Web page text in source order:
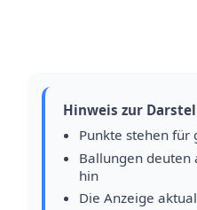
Hinweis zur
Punkte stehen für
Ballungen
hin
Die Anzeige